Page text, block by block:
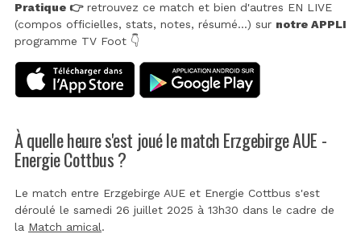
Pratique 👉retrouvez ce match et bien d'autres EN LIVE
(compos officielles, stats, notes, résumé...) sur notre APPLI
programme TV Foot 👇
À quelle heure s'est joué le match Erzgebirge AUE -
Energie Cottbus ?
Le match entre Erzgebirge AUE et Energie Cottbus s'est
déroulé le samedi 26 juillet 2025 à 13h30 dans le cadre de
la Match amical.